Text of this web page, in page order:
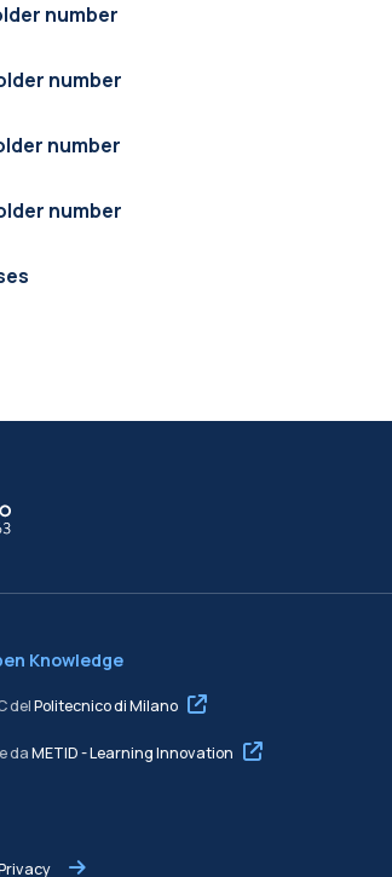
number
number
number
number
Knowledge
delPolitecnico di Milano
daMETID - Learning Innovation